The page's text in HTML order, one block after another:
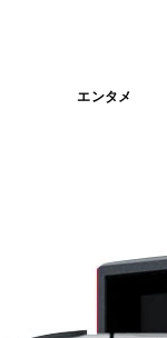
エンタメ